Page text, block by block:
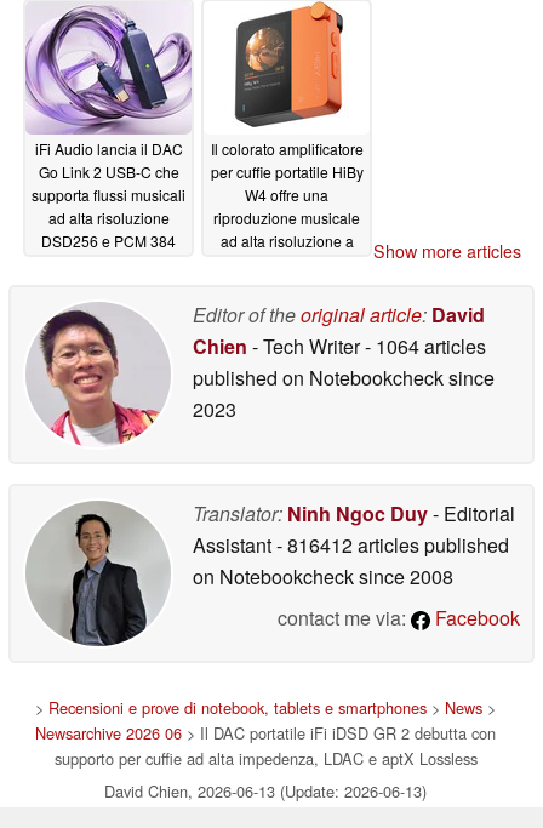
Apple
iFi Audio lancia il DAC
Go Link 2 USB-C che
supporta flussi musicali
ad alta risoluzione
DSD256 e PCM 384
80kHz
02/28/2026
Il colorato amplificatore
per cuffie portatile HiBy
W4 offre una
riproduzione musicale
ad alta risoluzione a
Show more articles
Editor of theoriginal article: David
Chien - Tech Writer- 1064 articles
published on Notebookchecksince
2023
Translator: Ninh Ngoc Duy- Editorial
Assistant- 816412 articles published
on Notebookchecksince 2008
contact me via:
Facebook
> Recensioni e prove di notebook, tablets e smartphones > News >
Newsarchive 2026 06 > Il DAC portatile iFi iDSD GR 2 debutta con
supporto per cuffie ad alta impedenza, LDAC e aptX Lossless
David Chien, 2026-06-13 (Update: 2026-06-13)